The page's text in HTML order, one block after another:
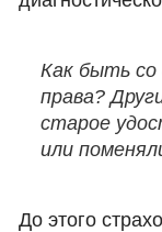
Как быть со
права?
старое
или
До этого